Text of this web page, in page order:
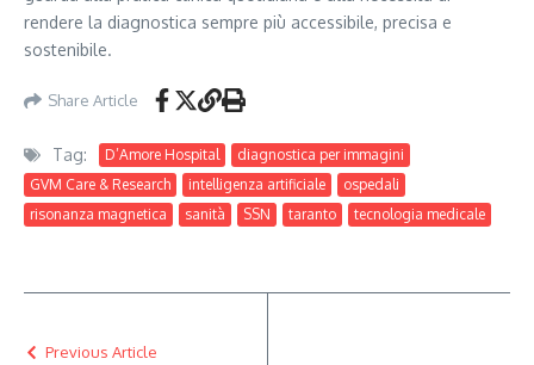
rendere la diagnostica sempre più accessibile, precisa e
sostenibile.
Share Article
Tag: D’Amore Hospital
diagnostica per immagini
GVM Care & Research
intelligenza artificiale
ospedali
risonanza magnetica
sanità SSN taranto tecnologia medicale
Previous Article